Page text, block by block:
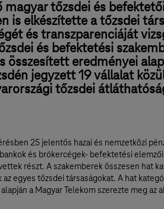
magyar tőzsdei és
is elkészítette a tőzsdei
és transzparenciáját
és befektetési
összesített eredményei
jegyzett 19 vállalat
tőzsdei
25 jelentős hazai és nemzetközi
és brókercégek- befektetési
részt. A szakemberek összesen hat
egyes tőzsdei társaságokat. A hat
a Magyar Telekom szerezte meg az